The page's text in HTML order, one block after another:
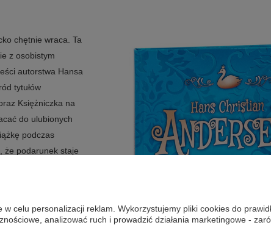
chętnie wraca. Ta
z osobistym
autorstwa Hansa
tytułów
Księżniczka na
do ulubionych
podczas
że podarunek staje
w solidnym wydaniu
celu personalizacji reklam. Wykorzystujemy pliki cookies do
analizować ruch i prowadzić działania marketingowe -